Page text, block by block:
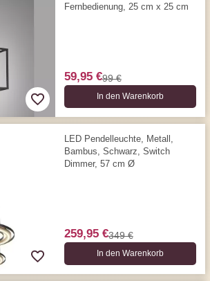
Fernbedienung, 25 cm x 25 cm
59,95 €99 €
In den Warenkorb
LED Pendelleuchte, Metall,
Bambus, Schwarz, Switch
Dimmer, 57 cm Ø
259,95 €349 €
In den Warenkorb